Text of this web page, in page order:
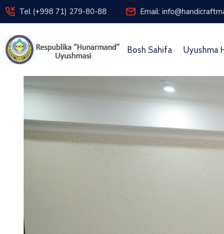
Tel (+998 71) 279-80-88 Email:
Bosh Sahifa Uyushma